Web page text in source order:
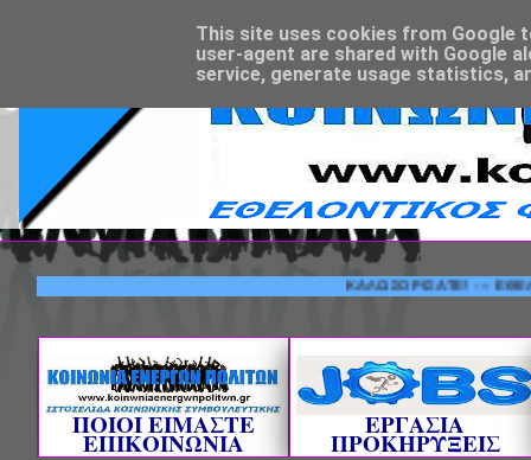
ΚΑΛΩΣΟΡΙΣΑΤΕ! ---
ΠΟΙΟΙ ΕΙΜΑΣΤΕ
ΕΠΙΚΟΙΝΩΝΙΑ
ΕΡΓΑΣΙΑ
ΠΡΟΚΗΡΥΞΕΙΣ
This site uses cookies from Google
user-agent are shared with Google
service, generate usage statistics,